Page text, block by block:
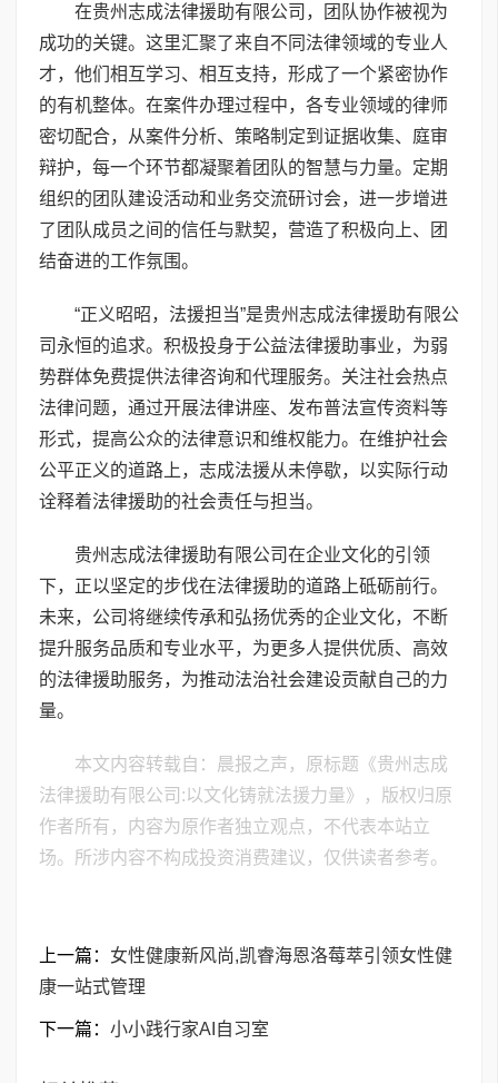
在贵州志成法律援助有限公司，团队协作被视为
成功的关键。这里汇聚了来自不同法律领域的专业人
才，他们相互学习、相互支持，形成了一个紧密协作
的有机整体。在案件办理过程中，各专业领域的律师
密切配合，从案件分析、策略制定到证据收集、庭审
辩护，每一个环节都凝聚着团队的智慧与力量。定期
组织的团队建设活动和业务交流研讨会，进一步增进
了团队成员之间的信任与默契，营造了积极向上、团
结奋进的工作氛围。
“正义昭昭，法援担当”是贵州志成法律援助有限公
司永恒的追求。积极投身于公益法律援助事业，为弱
势群体免费提供法律咨询和代理服务。关注社会热点
法律问题，通过开展法律讲座、发布普法宣传资料等
形式，提高公众的法律意识和维权能力。在维护社会
公平正义的道路上，志成法援从未停歇，以实际行动
诠释着法律援助的社会责任与担当。
贵州志成法律援助有限公司在企业文化的引领
下，正以坚定的步伐在法律援助的道路上砥砺前行。
未来，公司将继续传承和弘扬优秀的企业文化，不断
提升服务品质和专业水平，为更多人提供优质、高效
的法律援助服务，为推动法治社会建设贡献自己的力
量。
本文内容转载自：晨报之声，原标题《贵州志成
法律援助有限公司:以文化铸就法援力量》，版权归原
作者所有，内容为原作者独立观点，不代表本站立
场。所涉内容不构成投资消费建议，仅供读者参考。
上一篇： 女性健康新风尚,凯睿海恩洛莓萃引领女性健
康一站式管理
下一篇： 小小践行家AI自习室